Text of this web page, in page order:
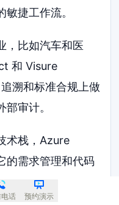
捷工作流。
，比如汽车和医
和 Visure
溯和标准合规上做
审计。
术栈，Azure
的需求管理和代码
发人员不需要在多
话 预约演示